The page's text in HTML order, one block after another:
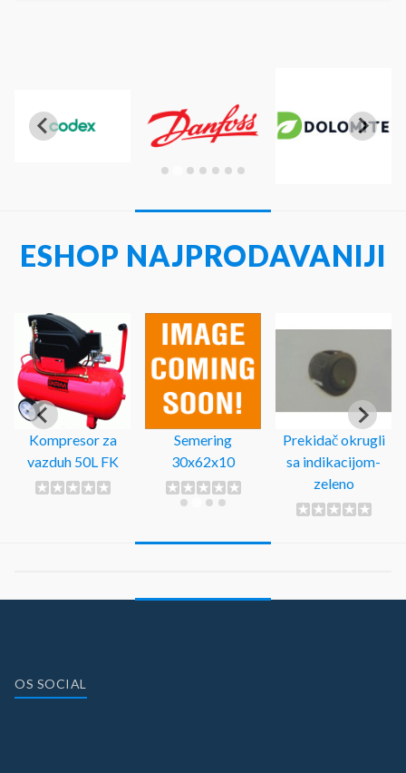
ESHOP NAJPRODAVANIJI
Kompresor za
vazduh 50L FK
Semering
30x62x10
Prekidač okrugli
sa indikacijom-
zeleno
OS SOCIAL